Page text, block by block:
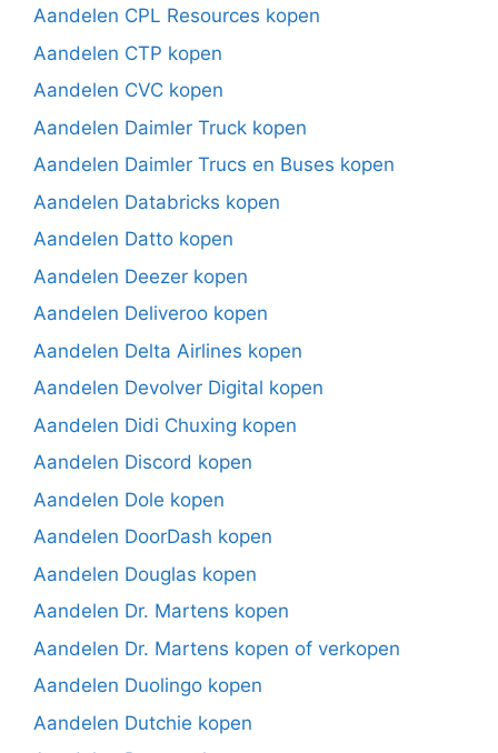
Aandelen CPL Resources kopen
Aandelen CTP kopen
Aandelen CVC kopen
Aandelen Daimler Truck kopen
Aandelen Daimler Trucs en Buses kopen
Aandelen Databricks kopen
Aandelen Datto kopen
Aandelen Deezer kopen
Aandelen Deliveroo kopen
Aandelen Delta Airlines kopen
Aandelen Devolver Digital kopen
Aandelen Didi Chuxing kopen
Aandelen Discord kopen
Aandelen Dole kopen
Aandelen DoorDash kopen
Aandelen Douglas kopen
Aandelen Dr. Martens kopen
Aandelen Dr. Martens kopen of verkopen
Aandelen Duolingo kopen
Aandelen Dutchie kopen